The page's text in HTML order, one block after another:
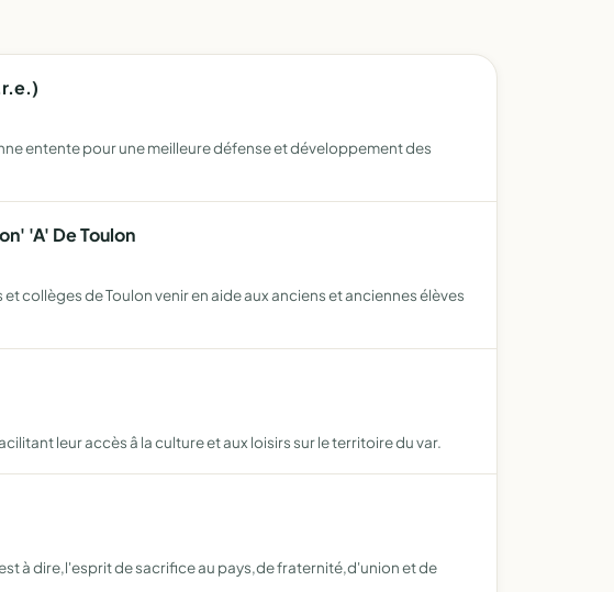
entente pour une meilleure défense et développement des
'A' De Toulon
collèges de Toulon venir en aide aux anciens et anciennes élèves
leur accès â la culture et aux loisirs sur le territoire du var.
à dire,l'esprit de sacrifice au pays,de fraternité,d'union et de